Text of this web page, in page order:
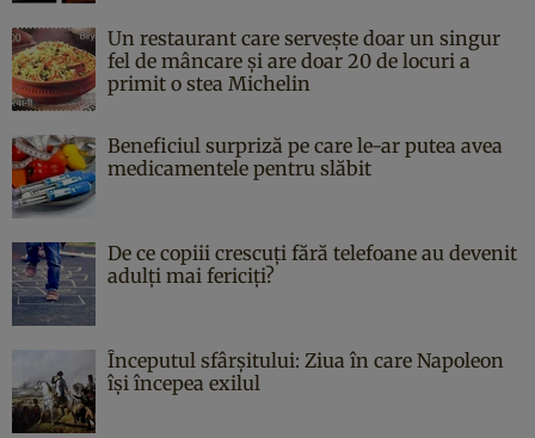
Un restaurant care servește doar un singur
fel de mâncare și are doar 20 de locuri a
primit o stea Michelin
Beneficiul surpriză pe care le-ar putea avea
medicamentele pentru slăbit
De ce copiii crescuți fără telefoane au devenit
adulți mai fericiți?
Începutul sfârşitului: Ziua în care Napoleon
îşi începea exilul